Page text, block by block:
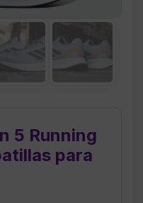
5 Running
para